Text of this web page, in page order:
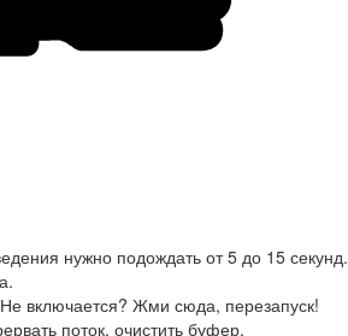
нужно подождать от 5 до 15 секунд.
включается? Жми сюда, перезапуск!
поток, очистить буфер.